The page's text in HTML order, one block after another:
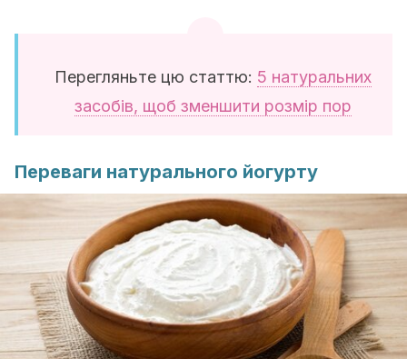
Перегляньте цю статтю: 5 натуральних
засобів, щоб зменшити розмір пор
Переваги натурального йогурту